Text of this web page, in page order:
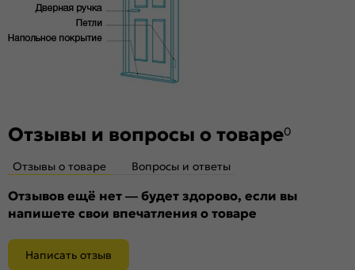
Отзывы и вопросы о товаре0
Отзывы о товаре Вопросы и ответы
Отзывов ещё нет — будет здорово, если вы
напишете свои впечатления о товаре
Написать отзыв